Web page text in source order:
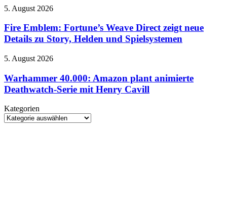
Rätsel-
Design
der
Neuinterpretation
neuen
und
Termine
Überblick
Fire
Fortune’s
Weave
Direct
neue
zu
Story,
und
Spielsystemen
5. August 2026
Fire Emblem: Fortune’s Weave Direct zeigt neue
Details zu Story, Helden und Spielsystemen
Warhammer
Amazon
plant
animierte
Serie
mit
5. August 2026
Warhammer 40.000: Amazon plant animierte
Deathwatch-Serie mit Henry Cavill
Kategorien
Kategorien